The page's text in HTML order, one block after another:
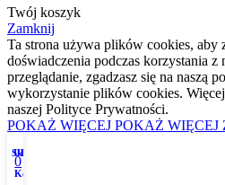
Twój koszyk
Zamknij
Sklep
Ulubione produkty
0
Koszyk
Moje konto
Ta strona używa plików cookies, aby
doświadczenia podczas korzystania
przeglądanie, zgadzasz się na naszą
wykorzystanie plików cookies.
naszej Polityce Prywatności.
POKAŻ WIĘCEJ POKAŻ WIĘCEJ